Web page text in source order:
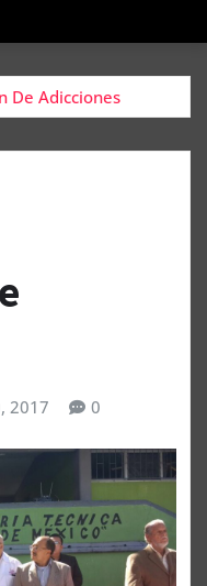
De Adicciones
2017 0